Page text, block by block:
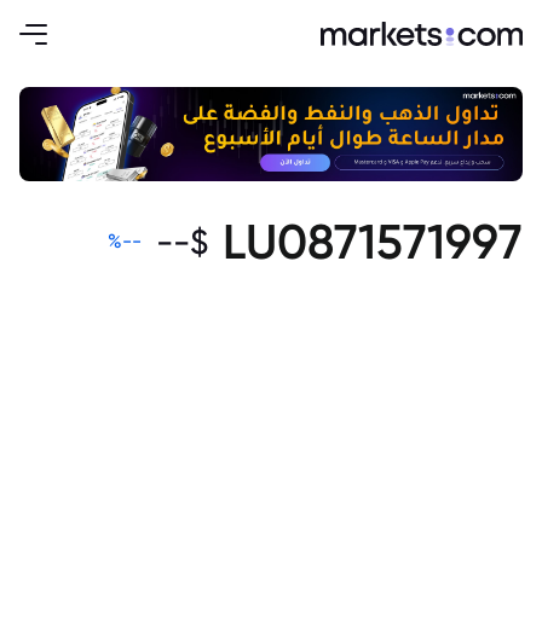
LU0871571997
$
--
--
%